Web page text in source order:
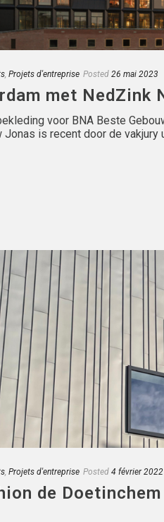
, Projets d'entreprise Posted 26 mai 2023
met NedZink
voor BNA Beste
is recent door de vakjury
, Projets d'entreprise Posted 4 février 2022
de Doetinchem